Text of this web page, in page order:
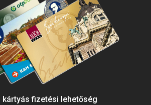
kártyás fizetési lehetőség